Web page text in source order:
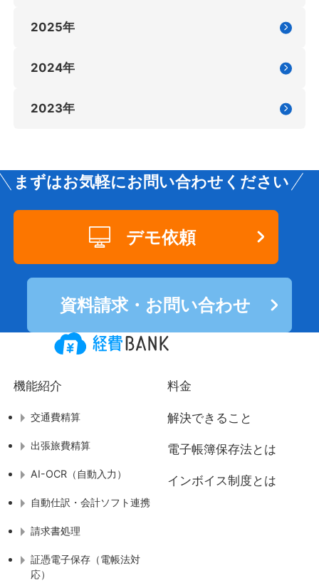
2025年
2024年
2023年
まずはお気軽にお問い合わせください
デモ依頼
資料請求・お問い合わせ
機能紹介
交通費精算
出張旅費精算
AI-OCR（自動入力）
自動仕訳・会計ソフト連携
請求書処理
証憑電子保存（電帳法対
応）
料金
解決できること
電子帳簿保存法とは
インボイス制度とは